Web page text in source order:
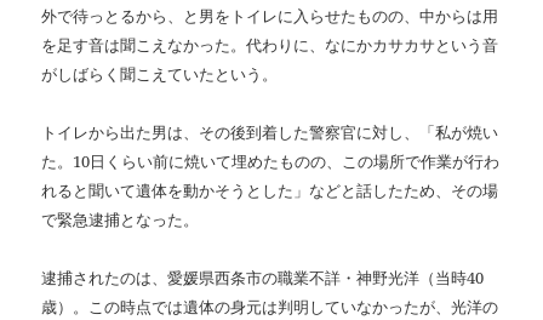
外で待っとるから、と男をトイレに入らせたものの、中からは用
を足す音は聞こえなかった。代わりに、なにかカサカサという音
がしばらく聞こえていたという。
トイレから出た男は、その後到着した警察官に対し、「私が焼い
た。10日くらい前に焼いて埋めたものの、この場所で作業が行わ
れると聞いて遺体を動かそうとした」などと話したため、その場
で緊急逮捕となった。
逮捕されたのは、愛媛県西条市の職業不詳・神野光洋（当時40
歳）。この時点では遺体の身元は判明していなかったが、光洋の